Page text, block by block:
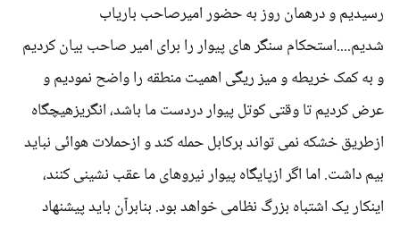
رسیدیم و درهمان روز به حضور امیرصاحب باریاب
شدیم....استحکام سنگر های پیوار را برای امیر صاحب بیان کردیم
و به کمک خریطه و میز ریگی اهمیت منطقه را واضح نمودیم و
عرض کردیم تا وقتی کوتل پیوار دردست ما باشد، انگریزهیچگاه
ازطریق خشکه نمی تواند برکابل حمله کند و ازحملات هوائی نباید
بیم داشت. اما اگر ازپایگاه پیوار نیروهای ما عقب نشینی کنند،
اینکار یک اشتباه بزرگ نظامی خواهد بود. بنابرآن باید پیشنهاد